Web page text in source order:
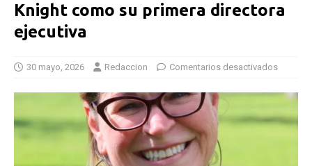
Knight como su primera directora
ejecutiva
30 mayo, 2026 Redaccion Comentarios desactivados